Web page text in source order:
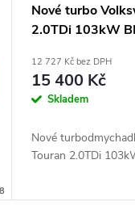
Nové turbo
2.0TDi 103kW
12 727 Kč bez DPH
15 400 Kč
Skladem
Nové
Touran 2.0TDi